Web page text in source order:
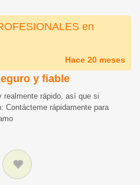
en
Hace 20 meses
y fiable
realmente rápido, así que si
Contácteme rápidamente para